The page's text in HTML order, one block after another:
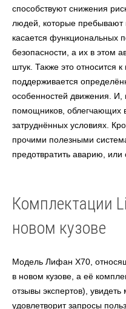
способствуют снижения
людей, которые пребывают
касается функциональных
безопасности, а их в этом
штук. Также это относится к
поддерживается
особенностей движения. И,
помощников, облегчающих
затруднённых условиях.
прочими полезными
предотвратить аварию, или
Комплектации
новом кузове
Модель Лифан X70,
в новом кузове, а её
отзывы экспертов),
удовлетворит запросы